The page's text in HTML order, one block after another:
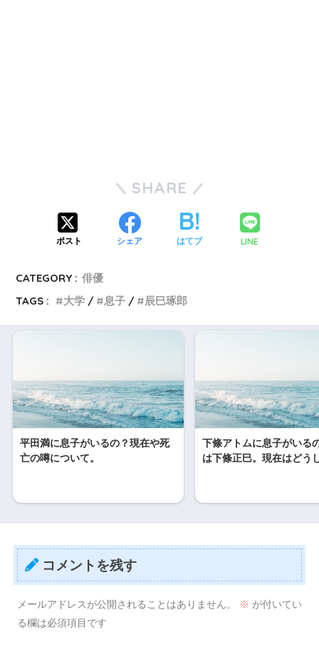
SHARE
ポスト シェア はてブ LINE
CATEGORY : 俳優
TAGS :
大学 息子 辰巳琢郎
平田満に息子がいるの？現在や死
亡の噂について。
下條アトムに息子がいる
は下條正巳。現在はどう
コメントを残す
メールアドレスが公開されることはありません。 ※ が付いてい
る欄は必須項目です